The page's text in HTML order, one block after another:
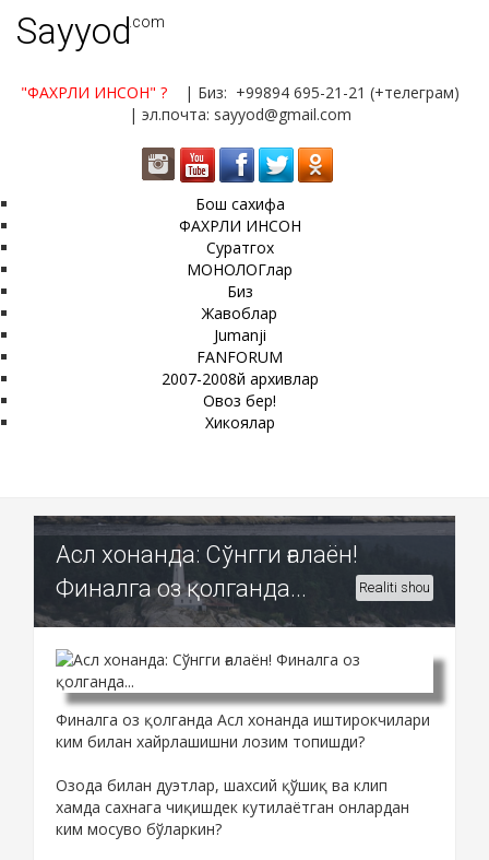
Sayyod.com
"ФАХРЛИ ИНСОН" ?
| Биз: +99894 695-21-21 (+телеграм)
| эл.почта: sayyod@gmail.com
Бош сахифа
ФАХРЛИ ИНСОН
Суратгох
МОНОЛОГлар
Биз
Жавоблар
Jumanji
FANFORUM
2007-2008й архивлар
Овоз бер!
Хикоялар
Асл хонанда: Сўнгги ғалаён!
Финалга оз қолганда...
Realiti shou
Финалга оз қолганда Асл хонанда иштирокчилари
ким билан хайрлашишни лозим топишди?
Озода билан дуэтлар, шахсий қўшиқ ва клип
хамда сахнага чиқишдек кутилаётган онлардан
ким мосуво бўларкин?